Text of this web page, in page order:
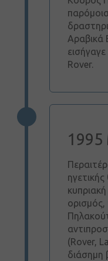
Αραβικά
Rover.
1995
(Rover,
διάσημη